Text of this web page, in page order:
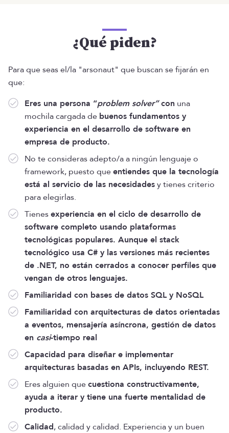
¿Qué piden?
Para que seas el/la "arsonaut" que buscan se fijarán en
que:
Eres una persona “problem solver”con una
mochila cargada de buenos fundamentos y
experiencia en el desarrollo de software en
empresa de producto.
No te consideras adepto/a a ningún lenguaje o
framework, puesto queentiendes que la tecnología
está al servicio de las necesidadesy tienes criterio
para elegirlas.
Tienesexperiencia en el ciclo de desarrollo de
software completo usando plataformas
tecnológicas populares. Aunque el stack
tecnológico usa C# y las versiones más recientes
de .NET, no están cerrados a conocer perfiles que
vengan de otros lenguajes.
Familiaridad con bases de datos SQL y NoSQL
Familiaridad con arquitecturas de datos orientadas
a eventos, mensajería asíncrona, gestión de datos
en casi-tiempo real
Capacidad para diseñar e implementar
arquitecturas basadas en APIs, incluyendo REST.
Eres alguien quecuestiona constructivamente,
ayuda a iterar y tiene una fuerte mentalidad de
producto.
Calidad, calidad y calidad. Experiencia y un buen